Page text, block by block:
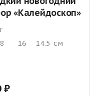
«Калейдоскоп»
16 14.5 см